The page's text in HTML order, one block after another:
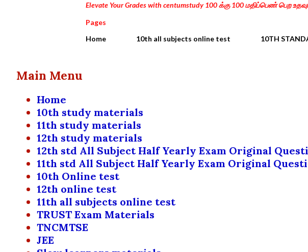
Elevate Your Grades with centumstudy 100 க்கு 100 மதிப்பெண் பெற
Pages
Home
10th all subjects online test 10TH
Main Menu
Home
10th study materials
11th study materials
12th study materials
12th std All Subject Half Yearly Exam Original
11th std All Subject Half Yearly Exam Original
10th Online test
12th online test
11th all subjects online test
TRUST Exam Materials
TNCMTSE
JEE